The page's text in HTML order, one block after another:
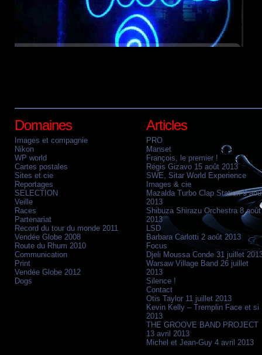
Marqué :SELECTION\ Étiquettes :artistes,images,
lightpainting
Domaines
Images et compagnie
Nikon
WP world
Cartes postales
Sites et cie
Reportages
SELECTION
Veille
Races
Partenariat
Record du tour du monde 2011
Vendée Globe 2008
Route du Rhum 2010
Communication
Print
Vendée Globe 2012
Dogs
Articles
PRO
Manset
François, le premier !
Régis Gizavo 15 août 2013
SWE, Sitar World Experience
Images & cie
Mazalda Turbo Clap Station 9
2013
Shibuza Shirazu Orchestra 8 août
2013
LSD
Barbara Carlotti 2 août 2013
Focus
Djeli Moussa Conde 31 juillet
Warsaw Village Band 26 juillet
2013
Silence !
Contact
Otis Taylor 11 juillet 2013
Kevin Kelly – Tremplin Face et si
2013
THE GROOVE BAND PROJECT
13 avril 2013
Michel et Jean-Guy 4 avril 2013